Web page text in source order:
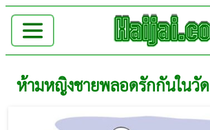
ห้ามหญิงชายพลอดรักกันในวัด